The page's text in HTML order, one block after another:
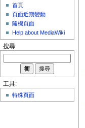
首頁
頁面近期變動
隨機頁面
Help about MediaWiki
搜尋
工具:
特殊頁面